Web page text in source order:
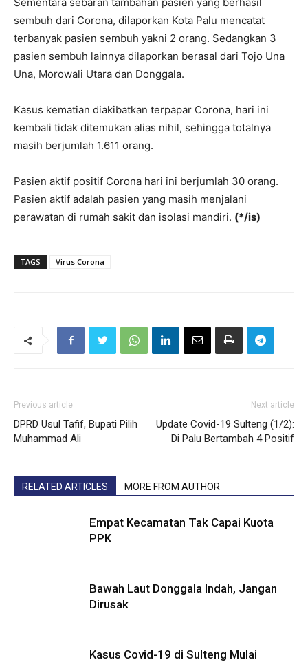
sembuh dari Corona, dilaporkan Kota Palu mencatat
terbanyak pasien sembuh yakni 2 orang. Sedangkan 3
pasien sembuh lainnya dilaporkan berasal dari Tojo Una
Una, Morowali Utara dan Donggala.
Kasus kematian diakibatkan terpapar Corona, hari ini
kembali tidak ditemukan alias nihil, sehingga totalnya
masih berjumlah 1.611 orang.
Pasien aktif positif Corona hari ini berjumlah 30 orang.
Pasien aktif adalah pasien yang masih menjalani
perawatan di rumah sakit dan isolasi mandiri. (*/is)
TAGS Virus Corona
Previous article
DPRD Usul Tafif, Bupati Pilih
Muhammad Ali
Next article
Update Covid-19 Sulteng (1/2):
Di Palu Bertambah 4 Positif
RELATED ARTICLES MORE FROM AUTHOR
Empat Kecamatan Tak Capai Kuota
PPK
Bawah Laut Donggala Indah, Jangan
Dirusak
Kasus Covid-19 di Sulteng Mulai